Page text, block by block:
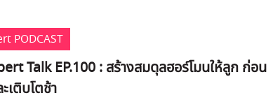
PODCAST
Talk EP.100 : สร้างสมดุลฮอร์โมนให้ลูก ก่อน
เติบโตช้า